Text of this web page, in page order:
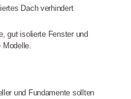
Dach verhindert
gut isolierte Fenster und
Modelle.
und Fundamente sollten